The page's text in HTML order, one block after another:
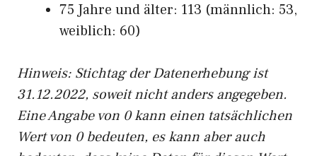
75 Jahre und älter: 113 (männlich: 53,
weiblich: 60)
Hinweis: Stichtag der Datenerhebung ist
31.12.2022, soweit nicht anders angegeben.
Eine Angabe von 0 kann einen tatsächlichen
Wert von 0 bedeuten, es kann aber auch